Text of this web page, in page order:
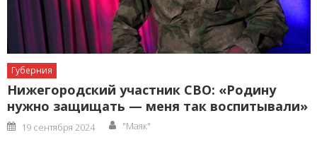
Губерния
Нижегородский участник СВО: «Родину
нужно защищать — меня так воспитывали»
Posted
on
19 сентября 2024 Author
"Маяк"